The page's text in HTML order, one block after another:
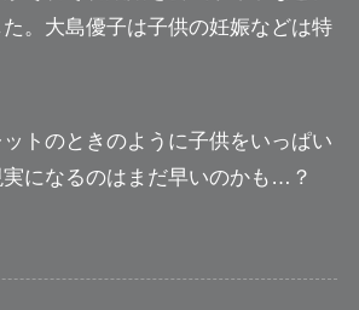
。大島優子は子供の妊娠などは特
トのときのように子供をいっぱい
になるのはまだ早いのかも…？